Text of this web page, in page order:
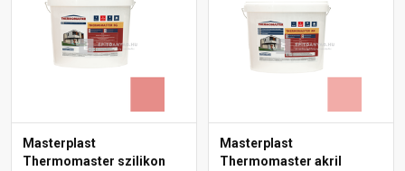
Masterplast
Thermomaster szilikon
Masterplast
Thermomaster akril